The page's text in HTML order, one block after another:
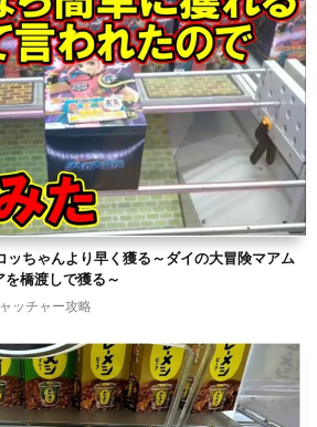
ッちゃんより早く獲る～ダイの大冒険マアム
橋渡しで獲る～
ッチャー攻略